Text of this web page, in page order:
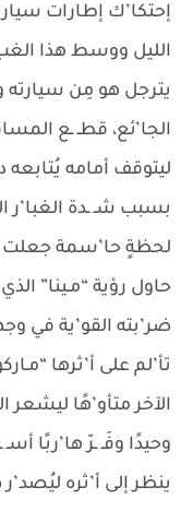
إحتكا’ك إطارات
الليل ووسط هذا
يترجل هو مِن سيارته
الجا’ئع، قطـ ـع
ليتوقف أمامه
بسبب شـ ـدة الغبا’ر
لحظةٍ حا’سمة جعلت
حاول رؤية “مـينا”
ضر’بته القو’ية في
تأ’لم على أ’ثرها
الآخر متأو’هًا ليشعر
وحيدًا وفَـ ـرّ ها’ربًا
ينظر إلى أ’ثره